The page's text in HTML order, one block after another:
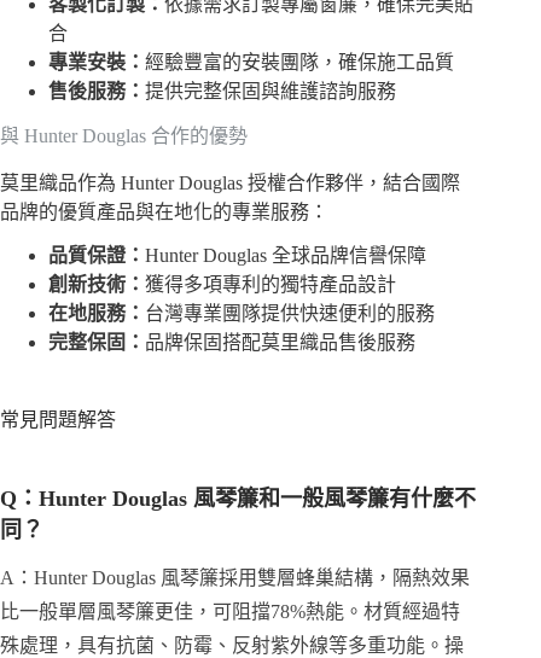
客製化訂製： 依據需求訂製專屬窗簾，確保完美貼
合
專業安裝： 經驗豐富的安裝團隊，確保施工品質
售後服務： 提供完整保固與維護諮詢服務
與 Hunter Douglas 合作的優勢
莫里織品作為 Hunter Douglas 授權合作夥伴，結合國際
品牌的優質產品與在地化的專業服務：
品質保證： Hunter Douglas 全球品牌信譽保障
創新技術： 獲得多項專利的獨特產品設計
在地服務： 台灣專業團隊提供快速便利的服務
完整保固： 品牌保固搭配莫里織品售後服務
常見問題解答
Q：Hunter Douglas 風琴簾和一般風琴簾有什麼不
同？
A：Hunter Douglas 風琴簾採用雙層蜂巢結構，隔熱效果
比一般單層風琴簾更佳，可阻擋78%熱能。材質經過特
殊處理，具有抗菌、防霉、反射紫外線等多重功能。操